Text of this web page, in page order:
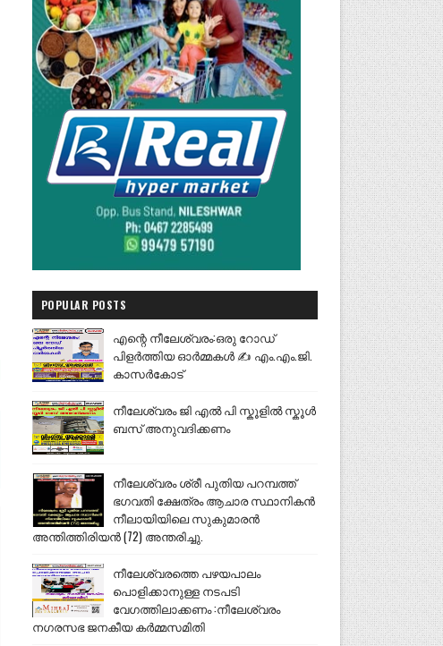
POPULAR POSTS
എന്റെ നീലേശ്വരം:ഒരു റോഡ്
പിളർത്തിയ ഓർമ്മകൾ ✍️ എം.എം.ജി.
കാസർകോട്
നീലേശ്വരം ജി എൽ പി സ്കൂളിൽ സ്കൂൾ
ബസ് അനുവദിക്കണം
നീലേശ്വരം ശ്രീ പുതിയ പറമ്പത്ത്
ഭഗവതി ക്ഷേത്രം ആചാര സ്ഥാനികൻ
നീലായിയിലെ സുകുമാരൻ
അന്തിത്തിരിയൻ (72) അന്തരിച്ചു.
നീലേശ്വരത്തെ പഴയപാലം
പൊളിക്കാനുള്ള നടപടി
വേഗത്തിലാക്കണം :നീലേശ്വരം
നഗരസഭ ജനകീയ കർമ്മസമിതി